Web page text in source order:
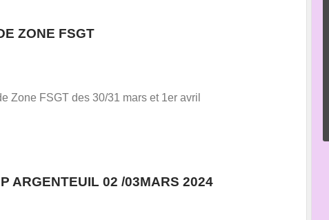
ZONE FSGT
Zone FSGT des 30/31 mars et 1er avril
ARGENTEUIL 02 /03MARS 2024